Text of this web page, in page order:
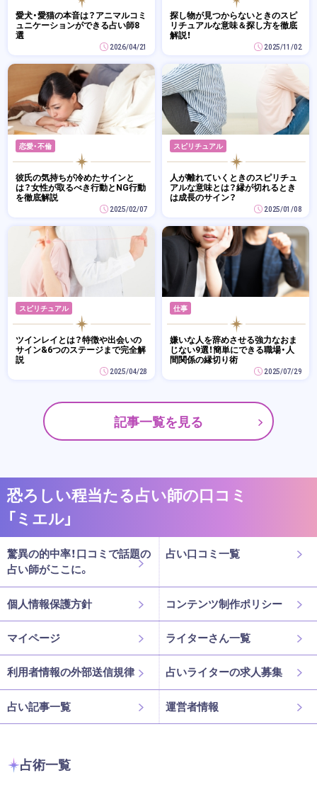
愛犬・愛猫の本音は？アニマルコミ
ュニケーションができる占い師8
選
2026/04/21
探し物が見つからないときのスピ
リチュアルな意味＆探し方を徹底
解説！
2025/11/02
恋愛・不倫
彼氏の気持ちが冷めたサインと
は？女性が取るべき行動とNG行動
を徹底解説
2025/02/07
スピリチュアル
人が離れていくときのスピリチュ
アルな意味とは？縁が切れるとき
は成長のサイン？
2025/01/08
スピリチュアル
ツインレイとは？特徴や出会いの
サイン&6つのステージまで完全解
説
2025/04/28
仕事
嫌いな人を辞めさせる強力なおま
じない9選！簡単にできる職場・人
間関係の縁切り術
2025/07/29
記事一覧を見る
恐ろしい程当たる占い師の口コミ
「ミエル」
驚異の的中率！口コミで話題の
占い師がここに。
占い口コミ一覧
個人情報保護方針 コンテンツ制作ポリシー
マイページ ライターさん一覧
利用者情報の外部送信規律 占いライターの求人募集
占い記事一覧 運営者情報
占術一覧